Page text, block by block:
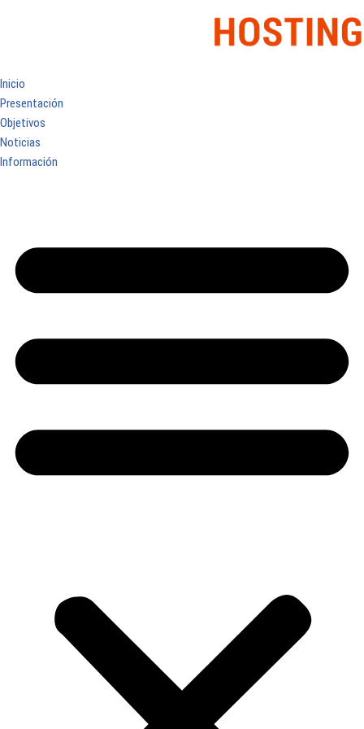
Inicio
Presentación
Objetivos
Noticias
Información